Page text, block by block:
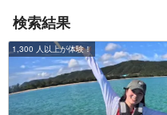
検索結果
1,300 人以上が体験！